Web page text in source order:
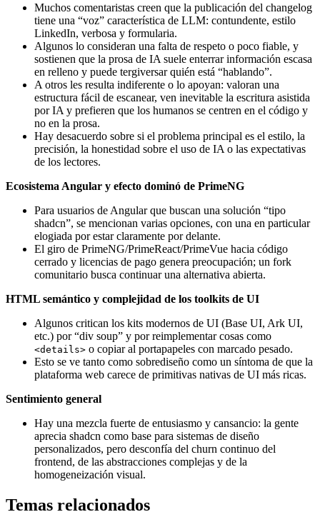
Muchos comentaristas creen que la publicación del changelog
tiene una “voz” característica de LLM: contundente, estilo
LinkedIn, verbosa y formularia.
Algunos lo consideran una falta de respeto o poco fiable, y
sostienen que la prosa de IA suele enterrar información escasa
en relleno y puede tergiversar quién está “hablando”.
A otros les resulta indiferente o lo apoyan: valoran una
estructura fácil de escanear, ven inevitable la escritura asistida
por IA y prefieren que los humanos se centren en el código y
no en la prosa.
Hay desacuerdo sobre si el problema principal es el estilo, la
precisión, la honestidad sobre el uso de IA o las expectativas
de los lectores.
Ecosistema Angular y efecto dominó de PrimeNG
Para usuarios de Angular que buscan una solución “tipo
shadcn”, se mencionan varias opciones, con una en particular
elogiada por estar claramente por delante.
El giro de PrimeNG/PrimeReact/PrimeVue hacia código
cerrado y licencias de pago genera preocupación; un fork
comunitario busca continuar una alternativa abierta.
HTML semántico y complejidad de los toolkits de UI
Algunos critican los kits modernos de UI (Base UI, Ark UI,
etc.) por “div soup” y por reimplementar cosas como
<details> o copiar al portapapeles con marcado pesado.
Esto se ve tanto como sobrediseño como un síntoma de que la
plataforma web carece de primitivas nativas de UI más ricas.
Sentimiento general
Hay una mezcla fuerte de entusiasmo y cansancio: la gente
aprecia shadcn como base para sistemas de diseño
personalizados, pero desconfía del churn continuo del
frontend, de las abstracciones complejas y de la
homogeneización visual.
Temas relacionados